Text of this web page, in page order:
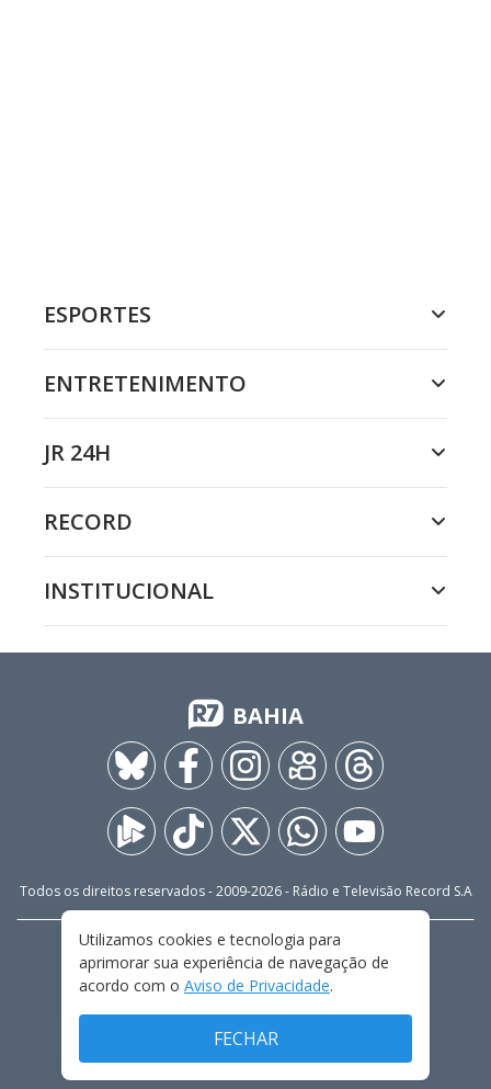
ESPORTES
ENTRETENIMENTO
JR 24H
RECORD
INSTITUCIONAL
BAHIA
Todos os direitos reservados - 2009-2026- Rádio e Televisão Record S.A
FALE CONOSCO
PRIVACIDADE
TERMOS E CONDIÇÕES DE USO
Utilizamos cookies e tecnologia para
aprimorar sua experiência de navegação de
acordo com o Aviso de Privacidade.
FECHAR